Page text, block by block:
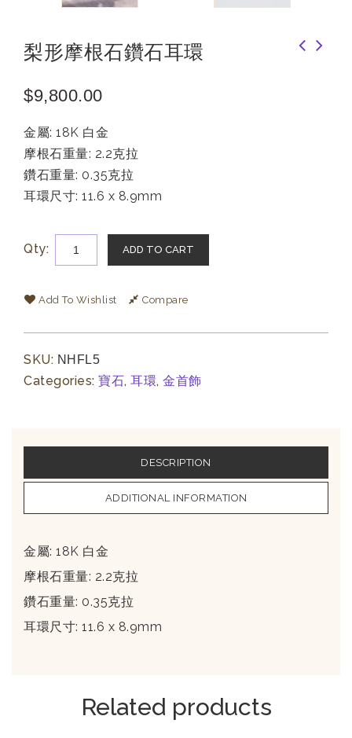
梨形摩根石鑽石耳環
$9,800.00
金屬: 18K 白金
摩根石重量: 2.2克拉
鑽石重量: 0.35克拉
耳環尺寸: 11.6 x 8.9mm
Qty: ADD TO CART
Add To Wishlist Compare
SKU: NHFL5
Categories: 寶石, 耳環, 金首飾
DESCRIPTION
ADDITIONAL INFORMATION
金屬: 18K 白金
摩根石重量: 2.2克拉
鑽石重量: 0.35克拉
耳環尺寸: 11.6 x 8.9mm
Related products